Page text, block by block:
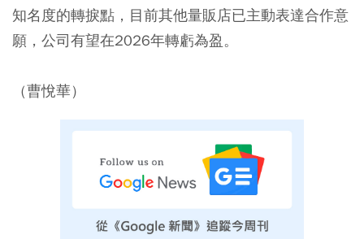
知名度的轉捩點，目前其他量販店已主動表達合作意
願，公司有望在2026年轉虧為盈。
（曹悅華）